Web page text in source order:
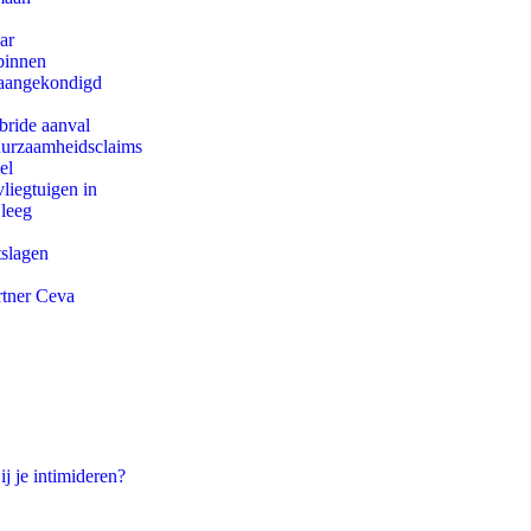
aanval
in
Ceva
je intimideren?